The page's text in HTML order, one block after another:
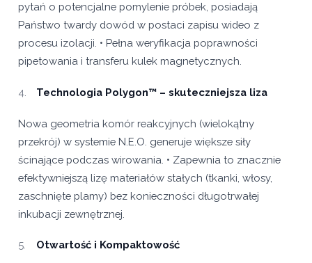
pytań o potencjalne pomylenie próbek, posiadają
Państwo twardy dowód w postaci zapisu wideo z
procesu izolacji. • Pełna weryfikacja poprawności
pipetowania i transferu kulek magnetycznych.
Technologia Polygon™ – skuteczniejsza liza
Nowa geometria komór reakcyjnych (wielokątny
przekrój) w systemie N.E.O. generuje większe siły
ścinające podczas wirowania. • Zapewnia to znacznie
efektywniejszą lizę materiałów stałych (tkanki, włosy,
zaschnięte plamy) bez konieczności długotrwałej
inkubacji zewnętrznej.
Otwartość i Kompaktowość